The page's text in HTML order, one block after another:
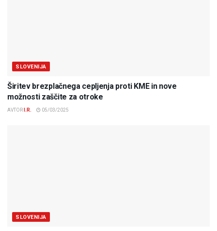
SLOVENIJA
Širitev brezplačnega cepljenja proti KME in nove
možnosti zaščite za otroke
AVTOR I.R. 05/03/2025
SLOVENIJA